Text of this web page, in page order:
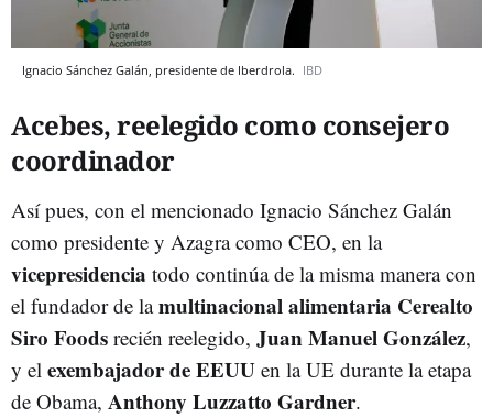
Ignacio Sánchez Galán, presidente de Iberdrola. IBD
Acebes, reelegido como consejero
coordinador
Así pues, con el mencionado Ignacio Sánchez Galán
como presidente y Azagra como CEO, en la
vicepresidencia todo continúa de la misma manera con
el fundador de lamultinacional alimentaria Cerealto
Siro Foods recién reelegido, Juan Manuel González,
y el exembajador de EEUU en la UE durante la etapa
de Obama, Anthony Luzzatto Gardner.